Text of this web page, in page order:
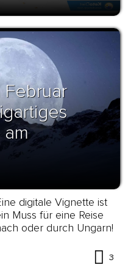
digitale Vignette ist
Muss für eine Reise
oder durch Ungarn!
3